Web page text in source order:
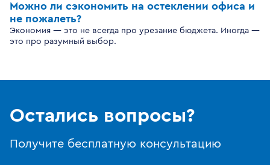
Можно ли сэкономить на остеклении офиса и
не пожалеть?
Экономия — это не всегда про урезание бюджета. Иногда —
это про разумный выбор.
Остались вопросы?
Получите бесплатную консультацию